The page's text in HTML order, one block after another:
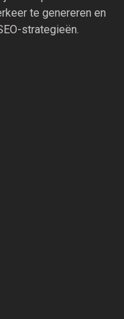
te genereren en
strategieën.